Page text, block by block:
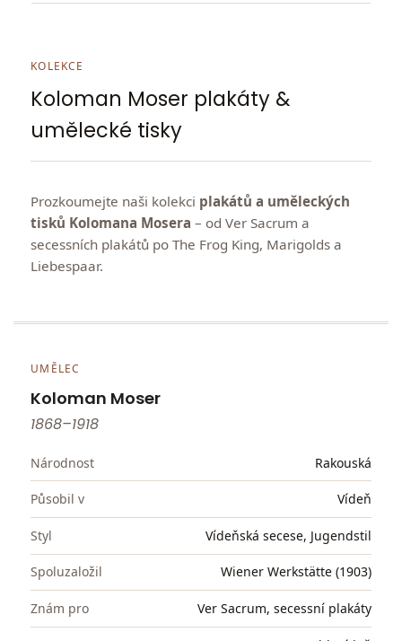
KOLEKCE
Koloman Moser plakáty &
umělecké tisky
Prozkoumejte naši kolekci plakátů a uměleckých
tisků Kolomana Mosera – od Ver Sacrum a
secessních plakátů po The Frog King, Marigolds a
Liebespaar.
UMĚLEC
Koloman Moser
1868–1918
Národnost Rakouská
Působil v Vídeň
Styl Vídeňská secese, Jugendstil
Spoluzaložil Wiener Werkstätte (1903)
Znám pro Ver Sacrum, secessní plakáty